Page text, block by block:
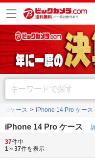
ケース iPhone 14 Pro ケース
iPhone 14 Pro ケース
iPhone 14 Pro iPhoneケース
37件中
1～37件を表示